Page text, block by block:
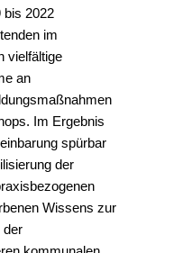
bis 2022
im
vielfältige
an
Im Ergebnis
spürbar
der
Wissens zur
der